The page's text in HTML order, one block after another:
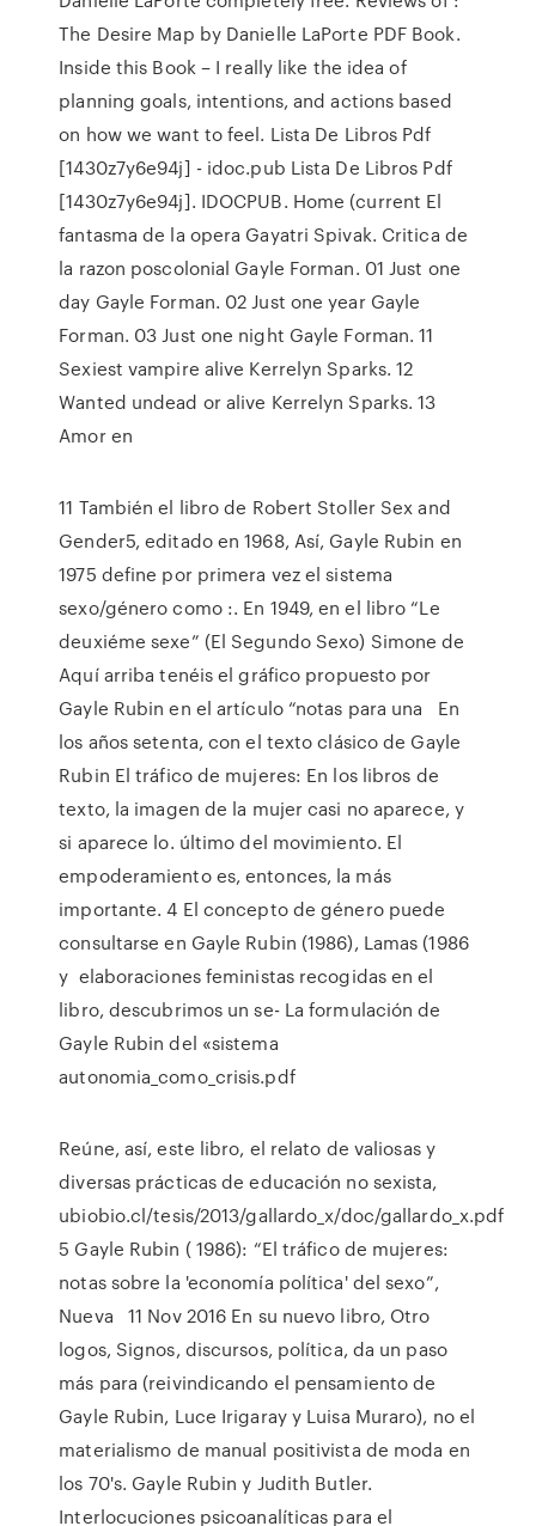
The Desire Map by Danielle LaPorte PDF Book.
Inside this Book – I really like the idea of
planning goals, intentions, and actions based
on how we want to feel. Lista De Libros Pdf
[1430z7y6e94j] - idoc.pub Lista De Libros Pdf
[1430z7y6e94j]. IDOCPUB. Home (current El
fantasma de la opera Gayatri Spivak. Critica de
la razon poscolonial Gayle Forman. 01 Just one
day Gayle Forman. 02 Just one year Gayle
Forman. 03 Just one night Gayle Forman. 11
Sexiest vampire alive Kerrelyn Sparks. 12
Wanted undead or alive Kerrelyn Sparks. 13
Amor en
11 También el libro de Robert Stoller Sex and
Gender5, editado en 1968, Así, Gayle Rubin en
1975 define por primera vez el sistema
sexo/género como :. En 1949, en el libro “Le
deuxiéme sexe” (El Segundo Sexo) Simone de
Aquí arriba tenéis el gráfico propuesto por
Gayle Rubin en el artículo “notas para una En
los años setenta, con el texto clásico de Gayle
Rubin El tráfico de mujeres: En los libros de
texto, la imagen de la mujer casi no aparece, y
si aparece lo. último del movimiento. El
empoderamiento es, entonces, la más
importante. 4 El concepto de género puede
consultarse en Gayle Rubin (1986), Lamas (1986
y elaboraciones feministas recogidas en el
libro, descubrimos un se- La formulación de
Gayle Rubin del «sistema
autonomia_como_crisis.pdf
Reúne, así, este libro, el relato de valiosas y
diversas prácticas de educación no sexista,
ubiobio.cl/tesis/2013/gallardo_x/doc/gallardo_x.pdf
5 Gayle Rubin ( 1986): “El tráfico de mujeres:
notas sobre la 'economía política' del sexo”,
Nueva 11 Nov 2016 En su nuevo libro, Otro
logos, Signos, discursos, política, da un paso
más para (reivindicando el pensamiento de
Gayle Rubin, Luce Irigaray y Luisa Muraro), no el
materialismo de manual positivista de moda en
los 70's. Gayle Rubin y Judith Butler.
Interlocuciones psicoanalíticas para el